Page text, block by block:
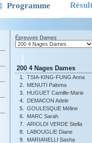
Programme
Épreuves Dames
200 4 Nages Dames
1. TSIA-KING-FUNG Anna
2.
MENUTI Paloma
3.
HUGUET Camille-Marie
4.
DEMACON Adele
5.
GOULESQUE Méline
6.
MARC Sarah
7.
ARIOLDI VERDE Stella
8.
LABOUGLIE Diane
9.
MARIANELLI Sasha